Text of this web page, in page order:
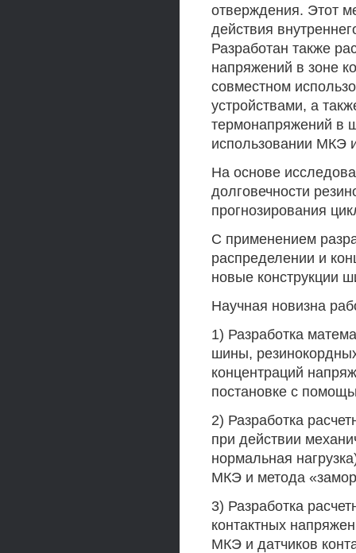
отверждения. Этот
действия
Разработан также
напряжений в зоне
совместном
устройствами, а
термонапряжений в
использовании МКЭ
На основе
долговечности
прогнозирования
С применением
распределении и
новые конструкции
Научная новизна
1) Разработка
шины,
концентраций
постановке с
2) Разработка
при действии
нормальная
МКЭ и метода
3) Разработка
контактных
МКЭ и датчиков